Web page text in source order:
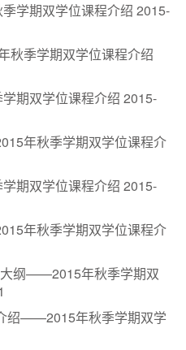
学期双学位课程介绍 2015-
季学期双学位课程介绍
期双学位课程介绍 2015-
年秋季学期双学位课程介
期双学位课程介绍 2015-
年秋季学期双学位课程介
纲——2015年秋季学期双
绍——2015年秋季学期双学